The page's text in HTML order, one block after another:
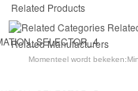
Related Products
Related Manufacturers
Momenteel wordt bekeken: